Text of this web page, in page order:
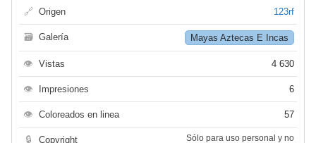
🔗 Origen 123rf
🗃 Galería Mayas Aztecas E Incas
👁 Vistas 4 630
👁 Impresiones 6
👁 Coloreados en linea 57
🔒 Copyright
Sólo para uso personal y no